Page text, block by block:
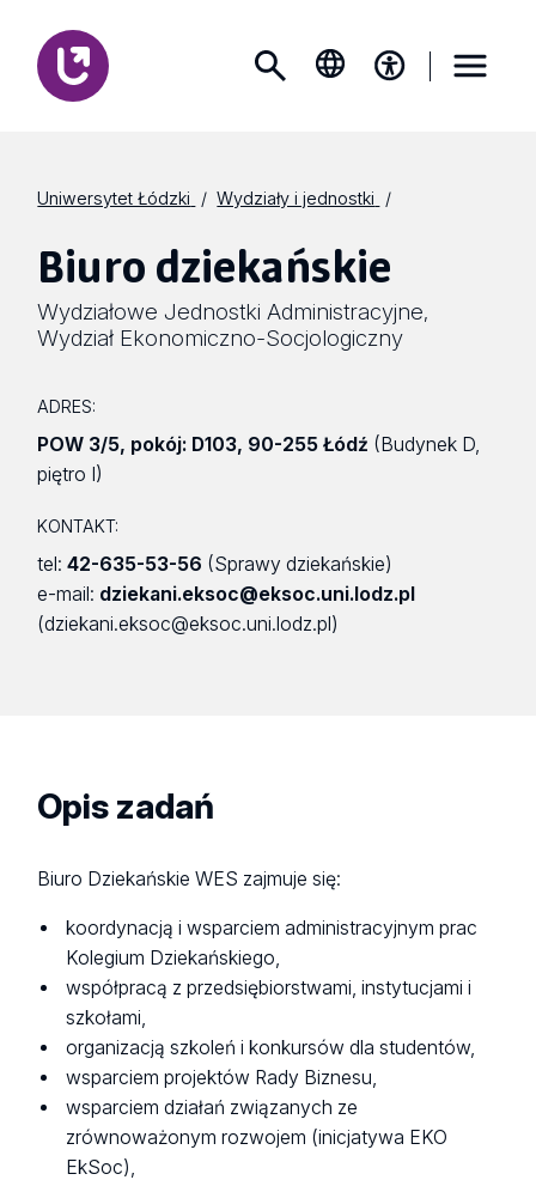
Uniwersytet Łódzki Wydziały i jednostki
Biuro dziekańskie
Wydziałowe Jednostki Administracyjne,
Wydział Ekonomiczno-Socjologiczny
ADRES:
POW 3/5, pokój: D103, 90-255 Łódź (Budynek D,
piętro I)
KONTAKT:
tel:42-635-53-56 (Sprawy dziekańskie)
e-mail: dziekani.eksoc@eksoc.uni.lodz.pl
(dziekani.eksoc@eksoc.uni.lodz.pl)
Opis zadań
Biuro Dziekańskie WES zajmuje się:
koordynacją i wsparciem administracyjnym prac
Kolegium Dziekańskiego,
współpracą z przedsiębiorstwami, instytucjami i
szkołami,
organizacją szkoleń i konkursów dla studentów,
wsparciem projektów Rady Biznesu,
wsparciem działań związanych ze
zrównoważonym rozwojem (inicjatywa EKO
EkSoc),